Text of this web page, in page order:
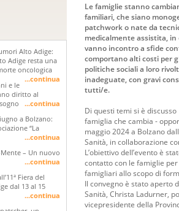
Alto Adige:
Adige resta una
oncologica
...continua
e le
diritto al
...continua
a Bolzano:
“La
...continua
Mente – Un nuovo
...continua
Fiera del
dal 13 al 15
...continua
Le famiglie stanno
familiari, che siano
patchwork o nate da
medicalmente assistita,
vanno incontro a sfide
comportano alti costi per
politiche sociali a loro
inadeguate, con gravi
tutti/e.
Di questi temi si è
famiglia che cambia -
maggio 2024 a Bolzano
Sanità, in collaborazione
L’obiettivo dell’evento è
contatto con le famiglie
famigliari allo scopo di
Il convegno è stato aperto
Sanità, Christa Ladurner,
vicepresidente della